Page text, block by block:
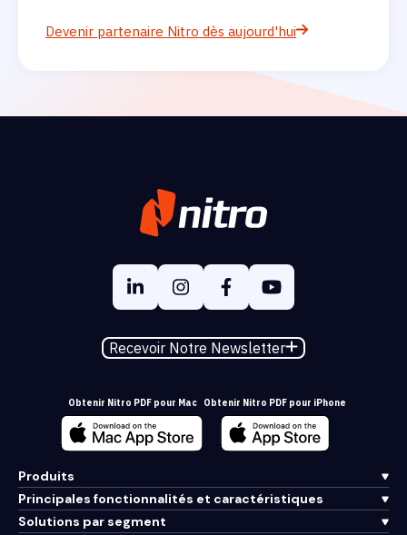
Devenir partenaire Nitro dès aujourd'hui
Recevoir Notre Newsletter
Obtenir Nitro PDF pour Mac Obtenir Nitro PDF pour iPhone
Produits
Principales fonctionnalités et caractéristiques
Solutions par segment